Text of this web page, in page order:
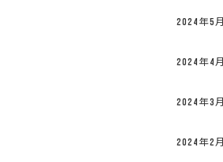
2024年5月
2024年4月
2024年3月
2024年2月